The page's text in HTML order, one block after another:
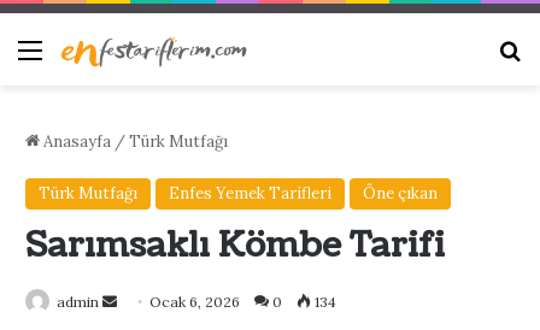
Menü
Anasayfa /Türk Mutfağı
Türk Mutfağı Enfes Yemek Tarifleri Öne çıkan
Sarımsaklı Kömbe Tarifi
admin
Bir
Ocak 6, 2026 0 134